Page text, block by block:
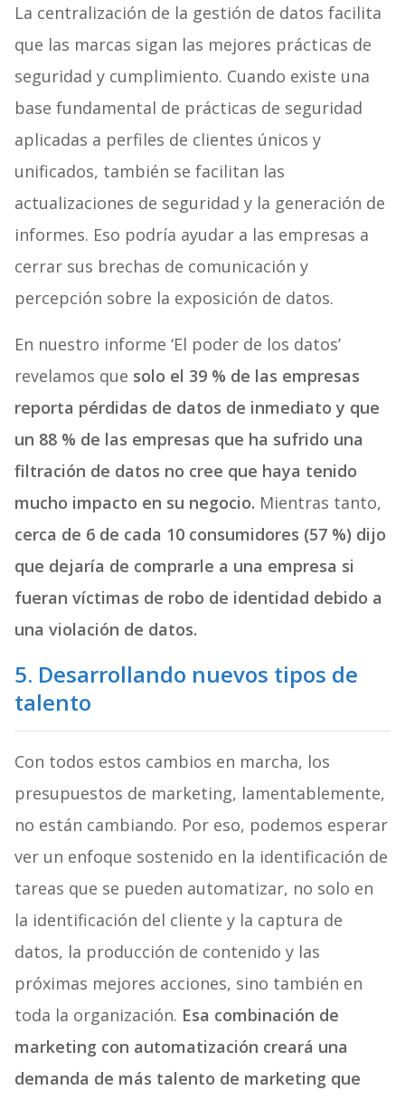
La centralización de la gestión de datos facilita
que las marcas sigan las mejores prácticas de
seguridad y cumplimiento. Cuando existe una
base fundamental de prácticas de seguridad
aplicadas a perfiles de clientes únicos y
unificados, también se facilitan las
actualizaciones de seguridad y la generación de
informes. Eso podría ayudar a las empresas a
cerrar sus brechas de comunicación y
percepción sobre la exposición de datos.
En nuestro informe ‘El poder de los datos’
revelamos que solo el 39 % de las empresas
reporta pérdidas de datos de inmediato y que
un 88 % de las empresas que ha sufrido una
filtración de datos no cree que haya tenido
mucho impacto en su negocio. Mientras tanto,
cerca de 6 de cada 10 consumidores (57 %) dijo
que dejaría de comprarle a una empresa si
fueran víctimas de robo de identidad debido a
una violación de datos.
5. Desarrollando nuevos tipos de
talento
Con todos estos cambios en marcha, los
presupuestos de marketing, lamentablemente,
no están cambiando. Por eso, podemos esperar
ver un enfoque sostenido en la identificación de
tareas que se pueden automatizar, no solo en
la identificación del cliente y la captura de
datos, la producción de contenido y las
próximas mejores acciones, sino también en
toda la organización. Esa combinación de
marketing con automatización creará una
demanda de más talento de marketing que